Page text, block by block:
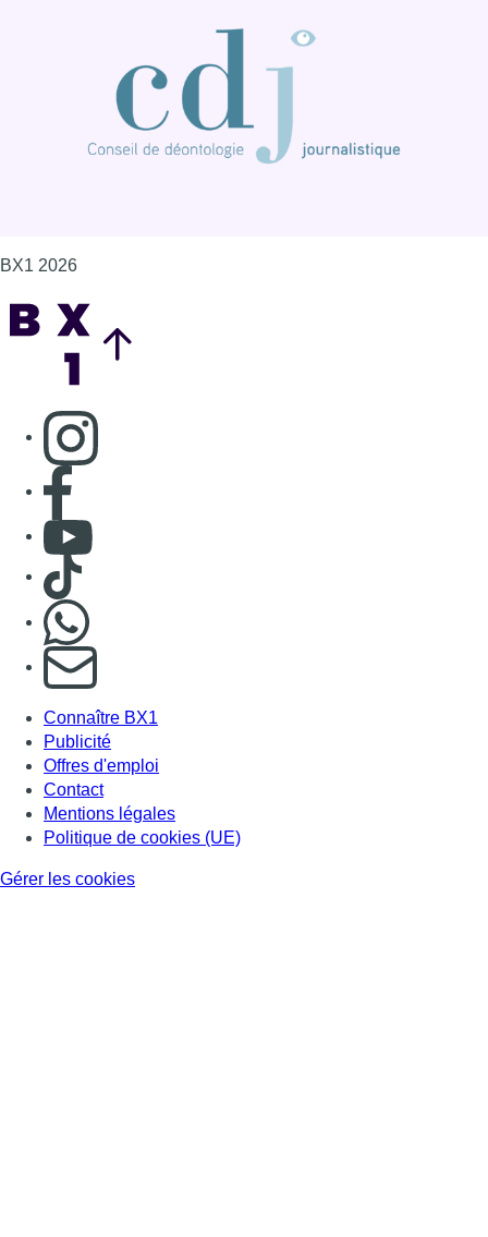
BX1 2026
Consulter page Instagram
Consulter page Facebook
Consulter Youtube
Consulter TikTok
S'abonner à notre newsletter
Connaître BX1
Publicité
Offres d'emploi
Contact
Mentions légales
Politique de cookies (UE)
Gérer les cookies